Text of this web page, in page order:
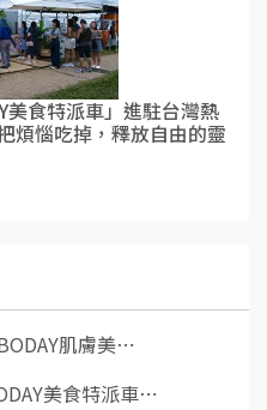
美食特派車」進駐台灣熱
煩惱吃掉，釋放自由的靈
肌膚美⋯
美食特派車⋯